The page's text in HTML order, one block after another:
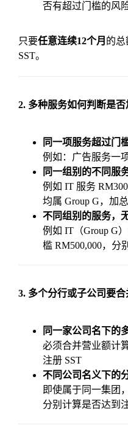
否有超过门槛的风
只要任意连续12个月 的
SST。
2. 多种服务如何判断是否
同一项服务超过门
例如：广告服务一
同一组别的不同服
例如 IT 服务
均属 Group G，加
不同组别的服务，
例如 IT（Group G
槛 RM500,000，分
3. 多个分行或子公司要合
同一家公司名下的
必须合并营业额计
注册 SST
不同公司名义下的
即使属于同一集团
分别计算是否达到